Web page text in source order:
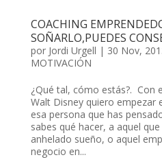
COACHING
SOÑARLO,PUEDES
por Jordi Urgell | 30 Nov,
MOTIVACIÓN
¿Qué tal, cómo estás?. Con
Walt Disney quiero empezar
esa persona que has
sabes qué hacer, a aquel
anhelado sueño, o aquel
negocio en...